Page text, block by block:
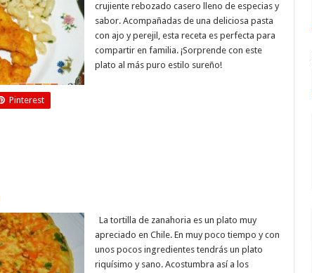
crujiente rebozado casero lleno de especias y
sabor. Acompañadas de una deliciosa pasta
con ajo y perejil, esta receta es perfecta para
compartir en familia. ¡Sorprende con este
plato al más puro estilo sureño!
Pinterest
La tortilla de zanahoria es un plato muy
apreciado en Chile. En muy poco tiempo y con
unos pocos ingredientes tendrás un plato
riquísimo y sano. Acostumbra así a los